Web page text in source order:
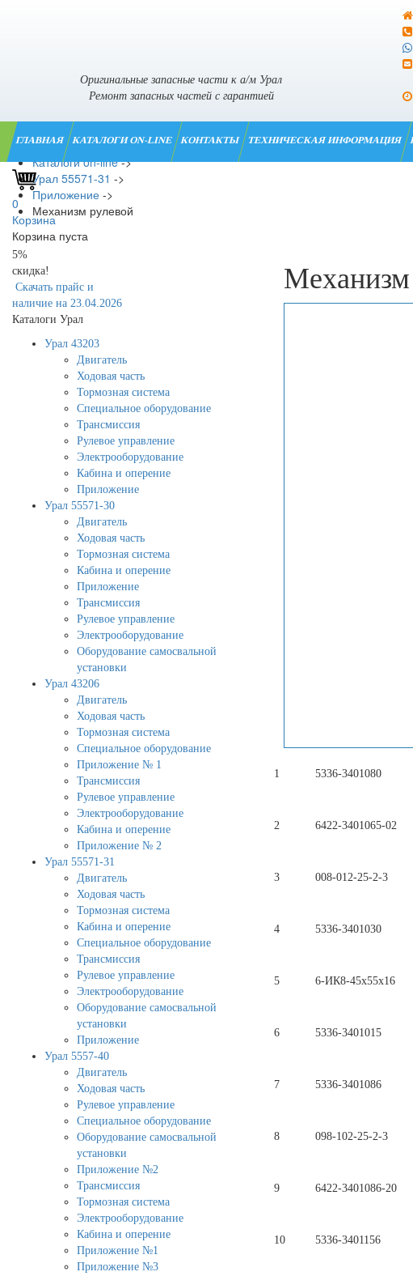
Оригинальные запасные части к а/м Урал
Ремонт запасных частей с гарантией
ГЛАВНАЯ КАТАЛОГИ ON-LINE КОНТАКТЫ ТЕХНИЧЕСКАЯ ИНФОРМАЦИЯ
0
Корзина
Корзина пуста
Главная ->
Каталоги on-line ->
Урал 55571-31 ->
Приложение ->
Механизм рулевой
5%
скидка!
Скачать прайс и
наличие на 23.04.2026
Каталоги Урал
Урал 43203
Двигатель
Ходовая часть
Тормозная система
Специальное оборудование
Трансмиссия
Рулевое управление
Электрооборудование
Кабина и оперение
Приложение
Урал 55571-30
Двигатель
Ходовая часть
Тормозная система
Кабина и оперение
Приложение
Трансмиссия
Рулевое управление
Электрооборудование
Оборудование самосвальной
установки
Урал 43206
Двигатель
Ходовая часть
Тормозная система
Специальное оборудование
Приложение № 1
Трансмиссия
Рулевое управление
Электрооборудование
Кабина и оперение
Приложение № 2
Урал 55571-31
Двигатель
Ходовая часть
Тормозная система
Кабина и оперение
Специальное оборудование
Трансмиссия
Рулевое управление
Электрооборудование
Оборудование самосвальной
установки
Приложение
Урал 5557-40
Двигатель
Ходовая часть
Рулевое управление
Специальное оборудование
Оборудование самосвальной
установки
Приложение №2
Трансмиссия
Тормозная система
Электрооборудование
Кабина и оперение
Приложение №1
Приложение №3
Механизм
1 5336-3401080
2 6422-3401065-02
3 008-012-25-2-3
4 5336-3401030
5 6-ИК8-45х55х16
6 5336-3401015
7 5336-3401086
8 098-102-25-2-3
9 6422-3401086-20
10 5336-3401156